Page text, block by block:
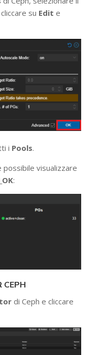
su Edit e
i Pools.
visualizzare
:
CEPH
di Ceph e cliccare